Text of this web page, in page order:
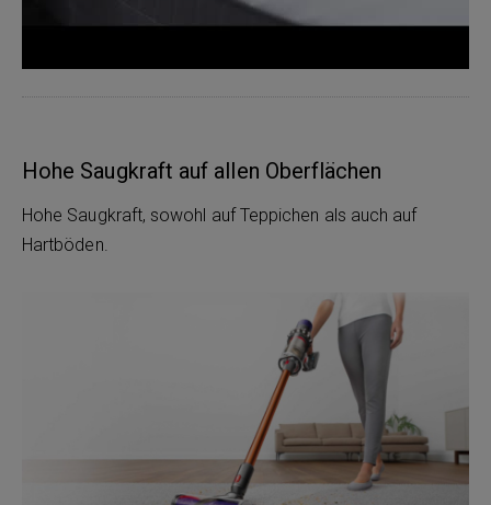
Hohe Saugkraft auf allen Oberflächen
Hohe Saugkraft, sowohl auf Teppichen als auch auf
Hartböden.